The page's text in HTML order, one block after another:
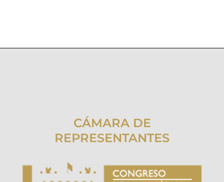
CÁMARA DE
REPRESENTANTES